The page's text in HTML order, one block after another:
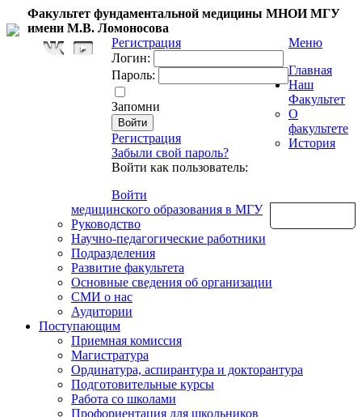
Факультет фундаментальной медицины МНОИ МГУ
имени М.В. Ломоносова
Регистрация
Логин:
Пароль:
Запомни
Регистрация
Забыли свой пароль?
Войти как пользователь:
Войти
Меню
Главная
Наш
Факультет
О
факультете
История
медицинского образования в МГУ
Руководство
Научно-педагогические работники
Подразделения
Развитие факультета
Основные сведения об организации
СМИ о нас
Аудитории
Поступающим
Приемная комиссия
Магистратура
Ординатура, аспирантура и докторантура
Подготовительные курсы
Работа со школами
Профориентация для школьников